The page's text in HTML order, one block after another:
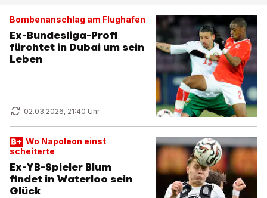
Bombenanschlag am Flughafen
Ex-Bundesliga-Profi
fürchtet in Dubai um sein
Leben
02.03.2026, 21:40 Uhr
Wo Napoleon einst
scheiterte
Ex-YB-Spieler Blum
findet in Waterloo sein
Glück